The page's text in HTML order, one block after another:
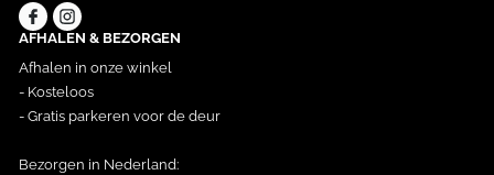
AFHALEN & BEZORGEN
Afhalen in onze winkel
- Kosteloos
- Gratis parkeren voor de deur
Bezorgen in Nederland: